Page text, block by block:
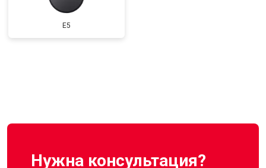
E5
Нужна консультация?